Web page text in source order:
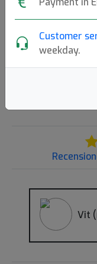
Customer
weekday.
Vit